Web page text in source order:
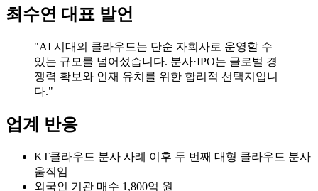
최수연 대표 발언
"AI 시대의 클라우드는 단순 자회사로 운영할 수
있는 규모를 넘어섰습니다. 분사·IPO는 글로벌 경
쟁력 확보와 인재 유치를 위한 합리적 선택지입니
다."
업계 반응
KT클라우드 분사 사례 이후 두 번째 대형 클라우드 분사
움직임
외국인 기관 매수 1,800억 원